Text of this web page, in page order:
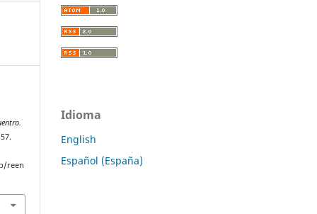
reen
Idioma
English
Español (España)